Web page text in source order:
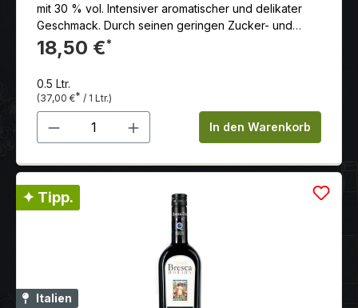
mit 30 % vol. Intensiver aromatischer und delikater
Geschmack. Durch seinen geringen Zucker- und
Alkoholgehalt eignet er sich nicht nur als Digestif,
sondern zu vielen Gelegenheiten.
18,50 €*
0.5 Ltr.
(37,00 €* / 1 Ltr.)
Produkt Anzahl: Gib denIn den Warenkorb
✦ Tipp.
Italien